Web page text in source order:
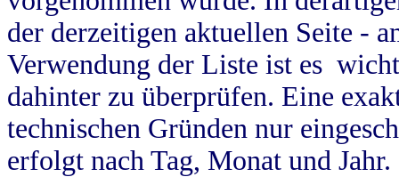
der derzeitigen aktuellen Seite -
Verwendung der Liste ist es
dahinter zu überprüfen. Eine
technischen Gründen nur
erfolgt nach Tag, Monat und Jahr.